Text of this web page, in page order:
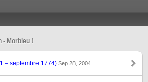
- Morbleu !
– septembre 1774) Sep 28, 2004